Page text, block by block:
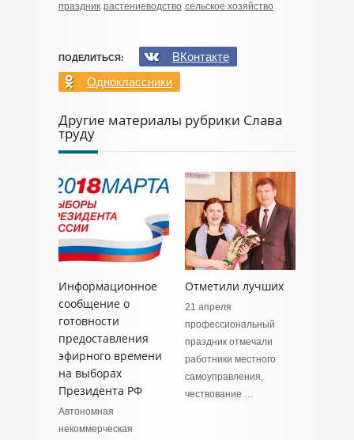
праздник растениеводство сельское хозяйство
ПОДЕЛИТЬСЯ:
ВКонтакте
Одноклассники
Другие материалы рубрики Слава
труду
Информационное
сообщение о
готовности
предоставления
эфирного времени
на выборах
Президента РФ
Автономная
некоммерческая
Отметили лучших
21 апреля
профессиональный
праздник отмечали
работники местного
самоуправления,
чествование …